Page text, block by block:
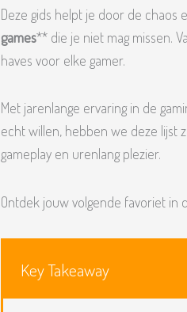
Deze gids helpt je door de chaos
games** die je niet mag missen.
haves voor elke gamer.
Met jarenlange ervaring in de
echt willen, hebben we deze lijst
gameplay en urenlang plezier.
Ontdek jouw volgende favoriet in
Key Takeaway